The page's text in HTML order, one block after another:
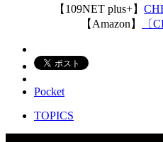
【109NET plus+】
【Amazon】
〔
Pocket
TOPICS